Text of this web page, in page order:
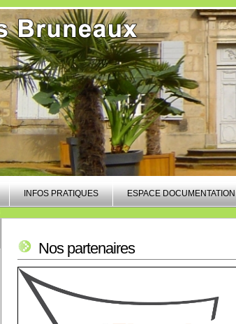
INFOS PRATIQUES ESPACE DOCUMENTATION
Nos partenaires